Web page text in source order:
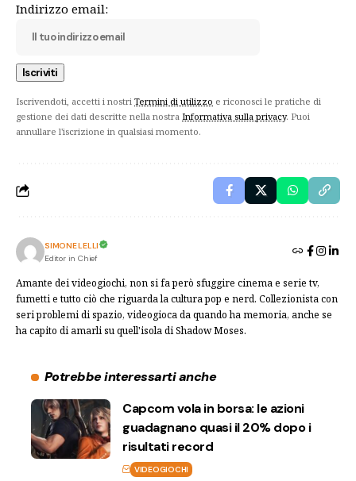
Indirizzo email:
Iscrivendoti, accetti i nostri Termini di utilizzo e riconosci le pratiche di
gestione dei dati descritte nella nostra Informativa sulla privacy. Puoi
annullare l'iscrizione in qualsiasi momento.
SIMONE LELLI
Editor in Chief
Amante dei videogiochi, non si fa però sfuggire cinema e serie tv,
fumetti e tutto ciò che riguarda la cultura pop e nerd. Collezionista con
seri problemi di spazio, videogioca da quando ha memoria, anche se
ha capito di amarli su quell'isola di Shadow Moses.
Potrebbe interessarti anche
Capcom vola in borsa: le azioni
guadagnano quasi il 20% dopo i
risultati record
VIDEOGIOCHI